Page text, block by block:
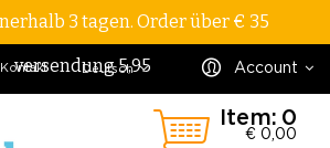
3 tagen. Order über € 35
versendung 5,95 Account
Deutsch
Kontakt
Item: 0
€ 0,00